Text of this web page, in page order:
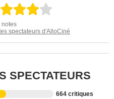
notes
spectateurs d'AlloCiné
SPECTATEURS
664 critiques